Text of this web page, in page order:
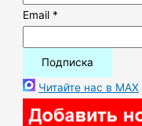
Email *
Читайте нас в MAX